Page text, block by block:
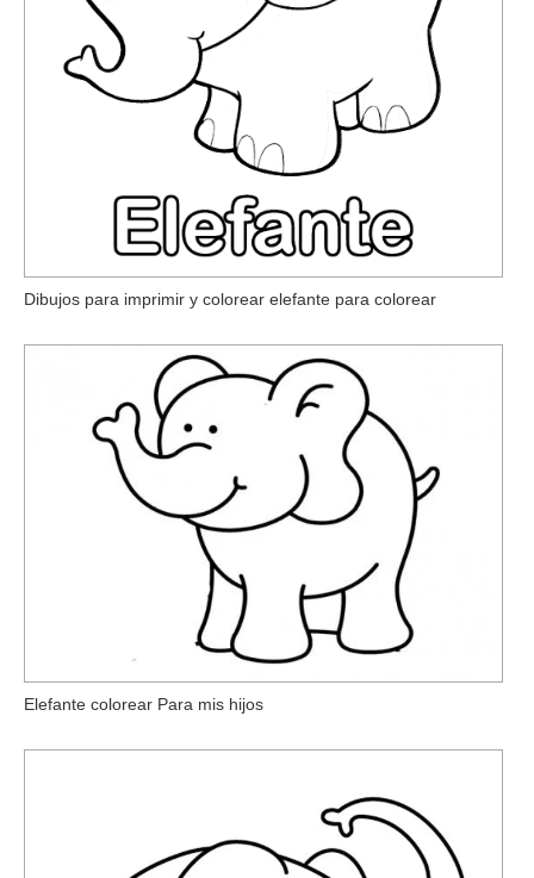
Dibujos para imprimir y colorear elefante para colorear
Elefante colorear Para mis hijos